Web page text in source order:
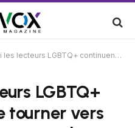
continuent de se tourner vers Wattpad plutôt que vers la publication traditionnelle (exclusif)
LGBTQ+
tourner vers